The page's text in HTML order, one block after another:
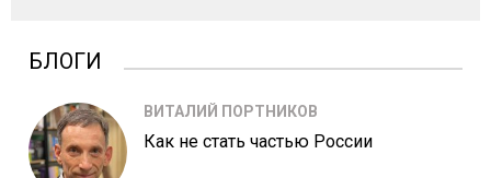
БЛОГИ
ВИТАЛИЙ ПОРТНИКОВ
Как не стать частью России